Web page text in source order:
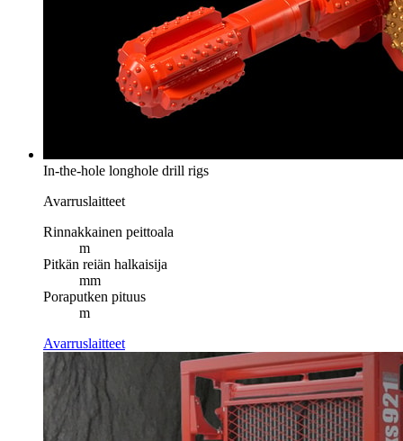
In-the-hole longhole drill rigs
Avarruslaitteet
Rinnakkainen peittoala
m
Pitkän reiän halkaisija
mm
Poraputken pituus
m
Avarruslaitteet